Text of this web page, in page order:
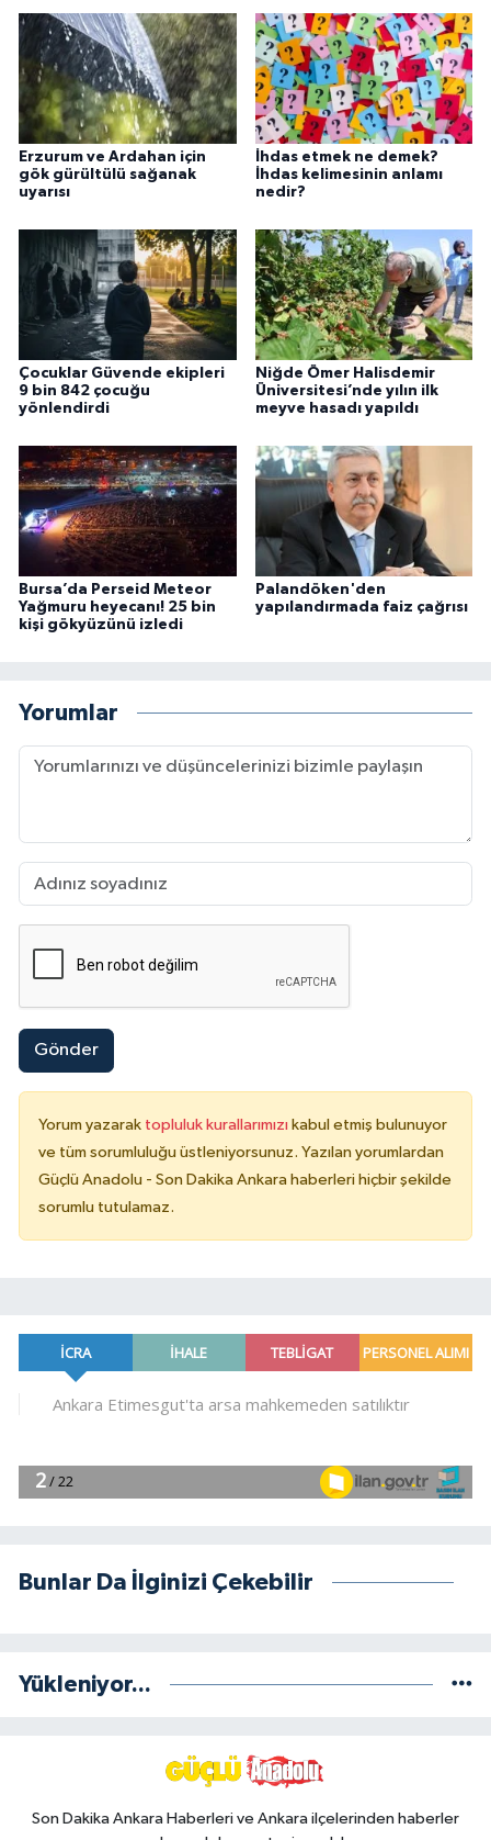
Erzurum ve Ardahan için
gök gürültülü sağanak
uyarısı
İhdas etmek ne demek?
İhdas kelimesinin anlamı
nedir?
Çocuklar Güvende ekipleri
9 bin 842 çocuğu
yönlendirdi
Niğde Ömer Halisdemir
Üniversitesi’nde yılın ilk
meyve hasadı yapıldı
Bursa’da Perseid Meteor
Yağmuru heyecanı! 25 bin
kişi gökyüzünü izledi
Palandöken'den
yapılandırmada faiz çağrısı
Yorumlar
Gönder
Yorum yazarak topluluk kurallarımızı kabul etmiş bulunuyor
ve tüm sorumluluğu üstleniyorsunuz. Yazılan yorumlardan
Güçlü Anadolu - Son Dakika Ankara haberleri hiçbir şekilde
sorumlu tutulamaz.
Bunlar Da İlginizi Çekebilir
Yükleniyor...
Son Dakika Ankara Haberleri ve Ankara ilçelerinden haberler